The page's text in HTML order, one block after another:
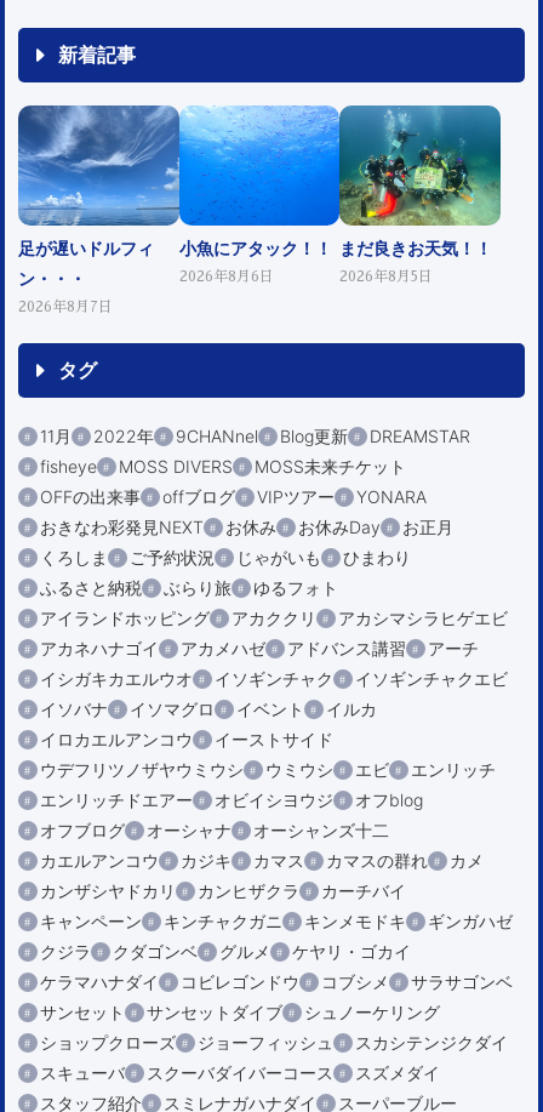
新着記事
足が遅いドルフィ
ン・・・
2026年8月7日
小魚にアタック！！
2026年8月6日
まだ良きお天気！！
2026年8月5日
タグ
11月 2022年 9CHANnel Blog更新
DREAMSTAR
fisheye
MOSS DIVERS
MOSS未来チケット
OFFの出来事
offブログ VIPツアー
YONARA
おきなわ彩発見NEXT
お休み お休みDay
お正月
くろしま
ご予約状況 じゃがいも
ひまわり
ふるさと納税
ぶらり旅
ゆるフォト
アイランドホッピング
アカククリ
アカシマシラヒゲエビ
アカネハナゴイ
アカメハゼ アドバンス講習
アーチ
イシガキカエルウオ
イソギンチャク
イソギンチャクエビ
イソバナ
イソマグロ イベント
イルカ
イロカエルアンコウ
イーストサイド
ウデフリツノザヤウミウシ
ウミウシ エビ
エンリッチ
エンリッチドエアー
オビイシヨウジ
オフblog
オフブログ
オーシャナ
オーシャンズ十二
カエルアンコウ
カジキ カマス カマスの群れ
カメ
カンザシヤドカリ
カンヒザクラ
カーチバイ
キャンペーン
キンチャクガニ キンメモドキ
ギンガハゼ
クジラ
クダゴンベ グルメ
ケヤリ・ゴカイ
ケラマハナダイ
コビレゴンドウ コブシメ
サラサゴンベ
サンセット
サンセットダイブ
シュノーケリング
ショップクローズ
ジョーフィッシュ
スカシテンジクダイ
スキューバ
スクーバダイバーコース
スズメダイ
スタッフ紹介
スミレナガハナダイ スーパーブルー